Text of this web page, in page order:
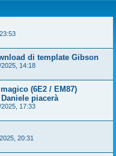
di template Gibson
2025, 14:18
(6E2 / EM87)
piacerà
2025, 17:33
20:31